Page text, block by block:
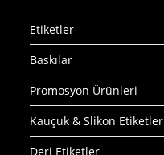
Etiketler
Baskılar
Promosyon Ürünleri
Kauçuk & Slikon Etiketler
Deri Etiketler